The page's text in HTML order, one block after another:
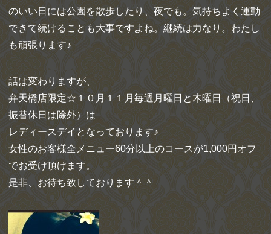
のいい日には公園を散歩したり、夜でも。気持ちよく運動
できて続けることも大事ですよね。継続は力なり。わたし
も頑張ります♪
話は変わりますが、
弁天橋店限定☆１０月１１月毎週月曜日と木曜日（祝日、
振替休日は除外）は
レディースデイとなっております♪
女性のお客様全メニュー60分以上のコースが1,000円オフ
でお受け頂けます。
是非、お待ち致しております＾＾